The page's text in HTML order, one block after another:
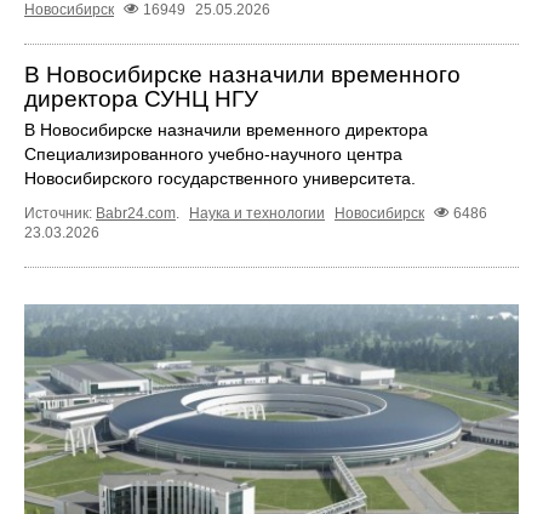
Новосибирск
16949 25.05.2026
В Новосибирске назначили временного
директора СУНЦ НГУ
В Новосибирске назначили временного директора
Специализированного учебно-научного центра
Новосибирского государственного университета.
Источник: Babr24.com. Наука и технологии Новосибирск
6486
23.03.2026